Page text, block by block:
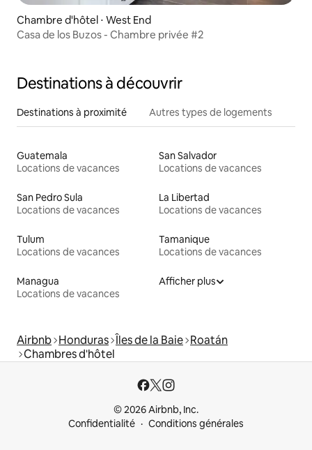
Chambre d'hôtel ⋅ West End
Casa de los Buzos - Chambre privée #2
Destinations à découvrir
Destinations à proximité Autres types de logements
Guatemala
Locations de vacances
San Salvador
Locations de vacances
San Pedro Sula
Locations de vacances
La Libertad
Locations de vacances
Tulum
Locations de vacances
Tamanique
Locations de vacances
Managua
Locations de vacances
Afficher plus
Airbnb Honduras Îles de la Baie Roatán
Chambres d'hôtel
© 2026 Airbnb, Inc.
Confidentialité
Conditions générales